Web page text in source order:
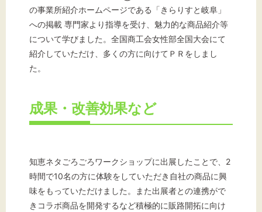
の事業所紹介ホームページである「きらりすと岐阜」
への掲載 専門家より指導を受け、魅力的な商品紹介等
について学びました。全国商工会女性部全国大会にて
紹介していただけ、多くの方に向けてＰＲをしまし
た。
成果・改善効果など
知恵ネタごろごろワークショップに出展したことで、2
時間で10名の方に体験をしていただき自社の商品に興
味をもっていただけました。また出展者との連携がで
きコラボ商品を開発するなど積極的に販路開拓に向け